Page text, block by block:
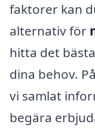
faktorer kan
alternativ för
hitta det
dina behov.
vi samlat
begära